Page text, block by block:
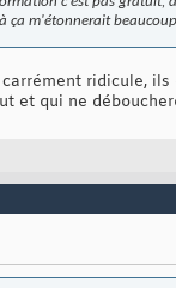
ça m'étonnerait
ridicule,
et qui ne